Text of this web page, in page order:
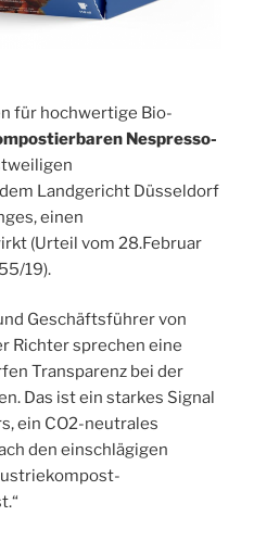
für hochwertige Bio-
Nespresso-
Landgericht Düsseldorf
einen
(Urteil vom 28.Februar
19).
Geschäftsführer von
Richter sprechen eine
Transparenz bei der
Das ist ein starkes Signal
ein CO2-neutrales
den einschlägigen